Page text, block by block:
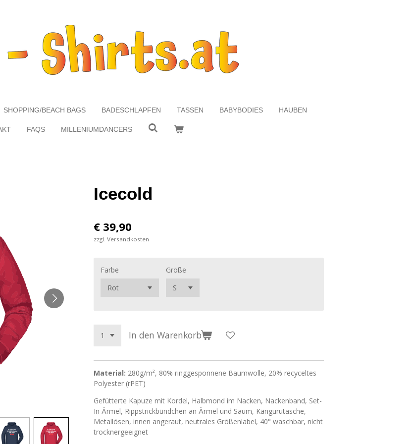
SHOPPING/BEACH BAGS BADESCHLAPFEN TASSEN BABYBODIES HAUBEN
FAQS MILLENIUMDANCERS
Icecold
€ 39,90
zzgl. Versandkosten
Farbe Größe
In den Warenkorb
Material: 280g/m², 80% ringgesponnene Baumwolle, 20% recyceltes
Polyester (rPET)
Gefütterte Kapuze mit Kordel, Halbmond im Nacken, Nackenband, Set-
In Ärmel, Rippstrickbündchen an Ärmel und Saum, Kängurutasche,
Metallösen, innen angeraut, neutrales Größenlabel, 40° waschbar, nicht
trocknergeeignet